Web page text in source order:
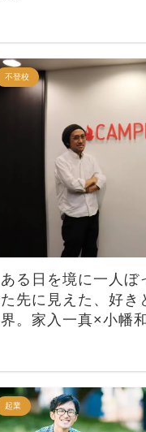
不登校
ある日を境に一人ぼ
た先に見えた、好き
界。家入一真×小幡
起業